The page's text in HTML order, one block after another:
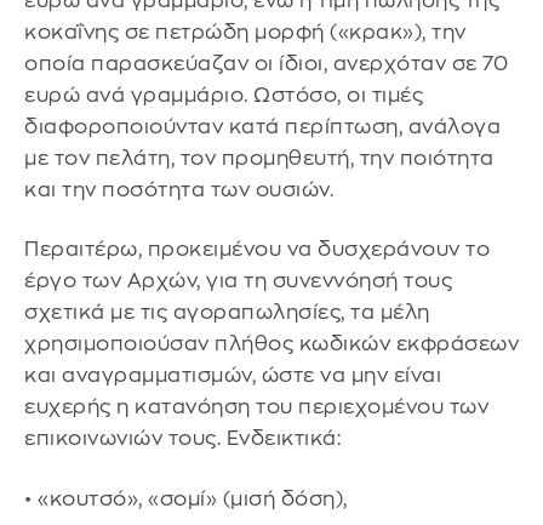
κοκαΐνης σε πετρώδη μορφή («κρακ»), την
οποία παρασκεύαζαν οι ίδιοι, ανερχόταν σε 70
ευρώ ανά γραμμάριο. Ωστόσο, οι τιμές
διαφοροποιούνταν κατά περίπτωση, ανάλογα
με τον πελάτη, τον προμηθευτή, την ποιότητα
και την ποσότητα των ουσιών.
Περαιτέρω, προκειμένου να δυσχεράνουν το
έργο των Αρχών, για τη συνεννόησή τους
σχετικά με τις αγοραπωλησίες, τα μέλη
χρησιμοποιούσαν πλήθος κωδικών εκφράσεων
και αναγραμματισμών, ώστε να μην είναι
ευχερής η κατανόηση του περιεχομένου των
επικοινωνιών τους. Ενδεικτικά:
• «κουτσό», «σομί» (μισή δόση),